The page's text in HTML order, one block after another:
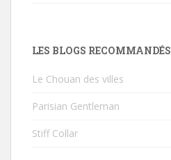
LES BLOGS RECOMMANDÉS
Le Chouan des villes
Parisian Gentleman
Stiff Collar